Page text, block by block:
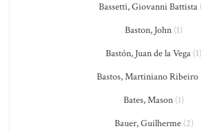
Bassetti, Giovanni Battista
Baston, John (1)
Bastón, Juan de la Vega (1)
Bastos, Martiniano Ribeiro
Bates, Mason (1)
Bauer, Guilherme(2)